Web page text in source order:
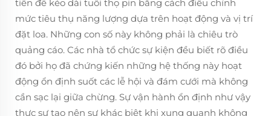
tiến để kéo dài tuổi thọ pin bằng cách điều chỉnh
mức tiêu thụ năng lượng dựa trên hoạt động và vị trí
đặt loa. Những con số này không phải là chiêu trò
quảng cáo. Các nhà tổ chức sự kiện đều biết rõ điều
đó bởi họ đã chứng kiến những hệ thống này hoạt
động ổn định suốt các lễ hội và đám cưới mà không
cần sạc lại giữa chừng. Sự vận hành ổn định như vậy
thực sự tạo nên sự khác biệt khi xung quanh không